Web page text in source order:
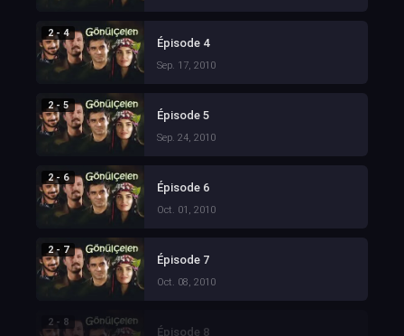
2 - 4
Épisode 4
Sep. 17, 2010
2 - 5
Épisode 5
Sep. 24, 2010
2 - 6
Épisode 6
Oct. 01, 2010
2 - 7
Épisode 7
Oct. 08, 2010
2 - 8
Épisode 8